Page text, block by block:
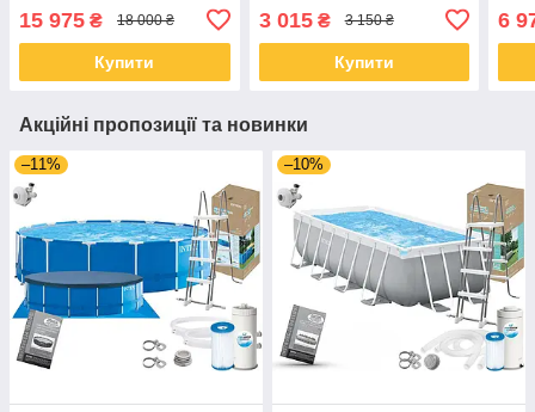
насос, драбина, тент,
підкладка)
15 975 ₴ 18 000 ₴
Купити
3 015₴ 3 150 ₴
Купити
6
Акційні пропозиції та новинки
–11% –10%